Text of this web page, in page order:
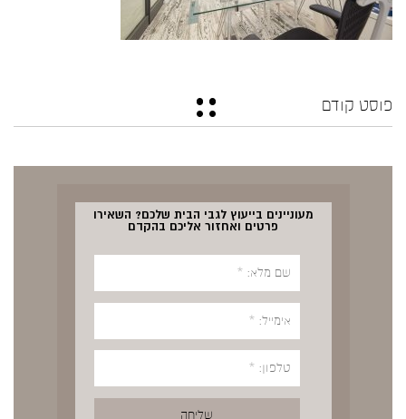
פוסט קודם
מעוניינים בייעוץ לגבי הבית שלכם? השאירו
פרטים ואחזור אליכם בהקדם